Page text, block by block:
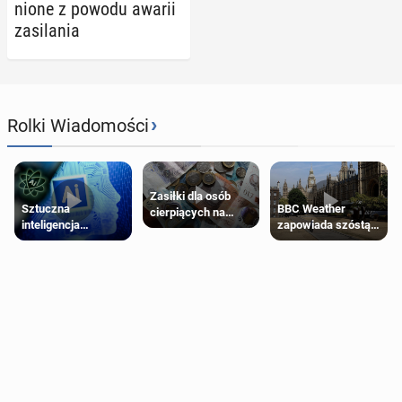
nio­ne z powodu awarii
za­si­la­nia
Rolki Wiadomości›
Sztuczna
inteligencja
próbowała oszukać
Zasiłki dla osób
cierpiących na
schorzenia
BBC Weather
zapowiada szóstą
falę upałów w